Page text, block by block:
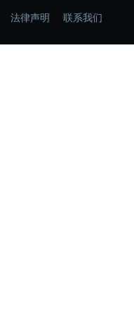
法律声明 联系我们